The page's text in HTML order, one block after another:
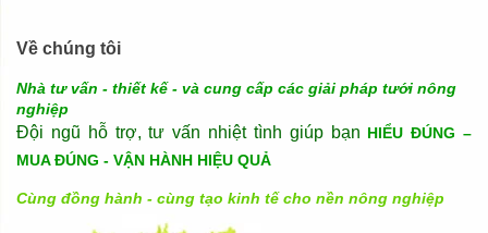
Về chúng tôi
Nhà tư vấn - thiết kế - và cung cấp các giải pháp tưới nông
nghiệp
Đội ngũ hỗ trợ, tư vấn nhiệt tình giúp bạn HIỂU ĐÚNG –
MUA ĐÚNG - VẬN HÀNH HIỆU QUẢ
Cùng đồng hành - cùng tạo kinh tế cho nền nông nghiệp